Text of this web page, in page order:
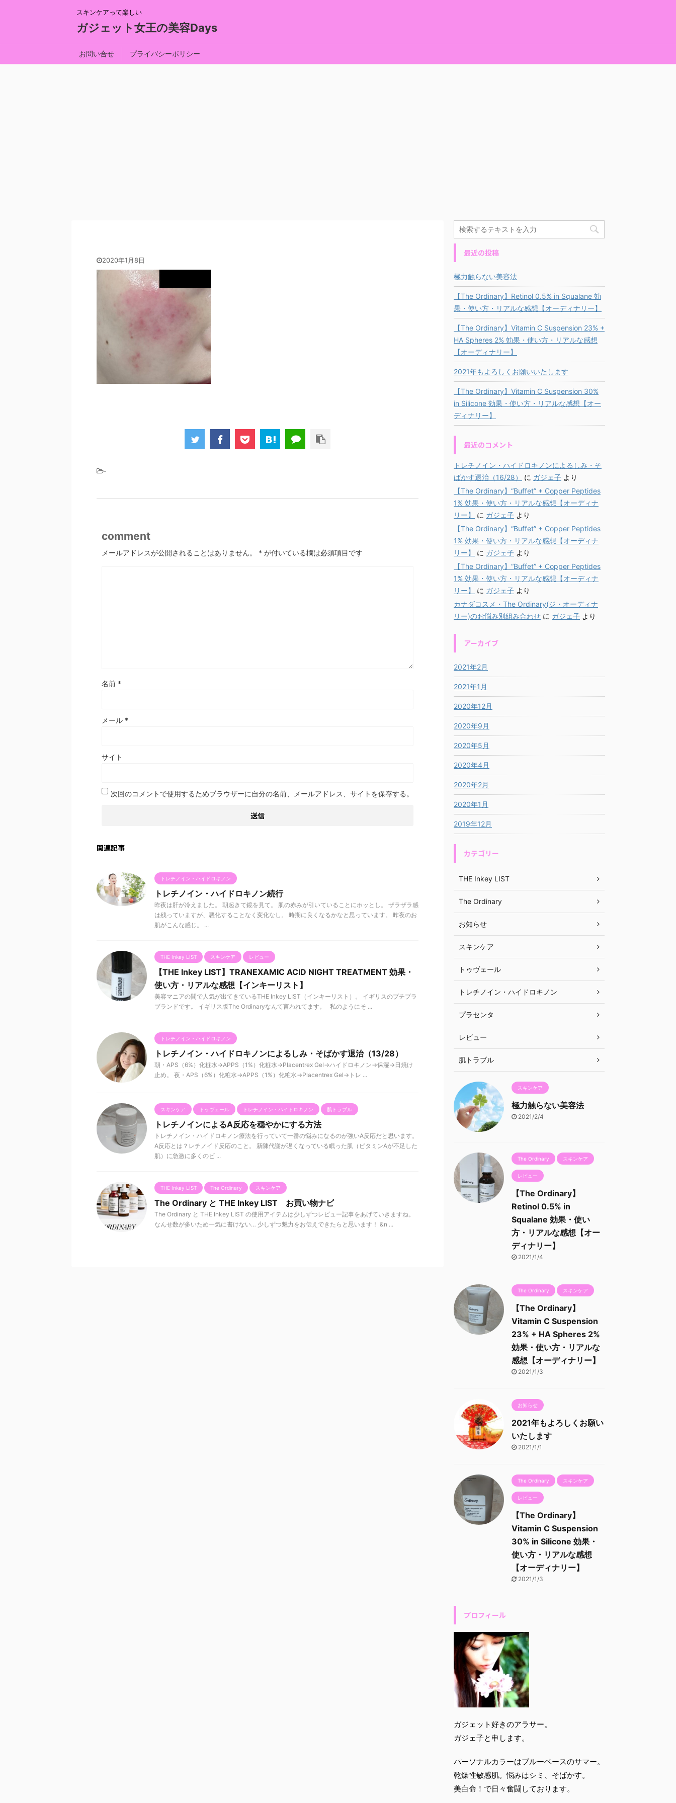
スキンケアって楽しい
ガジェット女王の美容Days
お問い合せ プライバシーポリシー
2020年1月8日
-
comment
メールアドレスが公開されることはありません。 * が付いている欄は必須項目です
名前 *
メール *
サイト
次回のコメントで使用するためブラウザーに自分の名前、メールアドレス、サイトを保存する。
関連記事
トレチノイン・ハイドロキノン
トレチノイン・ハイドロキノン続行
昨夜は肝が冷えました。 朝起きて鏡を見て。 肌の赤みが引いていることにホッとし。 ザラザラ感
は残っていますが、悪化することなく変化なし。 時期に良くなるかなと思っています。 昨夜のお
肌がこんな感じ。 ...
THE Inkey LIST スキンケア レビュー
【THE Inkey LIST】TRANEXAMIC ACID NIGHT TREATMENT 効果・
使い方・リアルな感想【インキーリスト】
美容マニアの間で人気が出てきているTHE Inkey LIST（インキーリスト）。 イギリスのプチプラ
ブランドです。 イギリス版The Ordinaryなんて言われてます。 私のようにそ ...
トレチノイン・ハイドロキノン
トレチノイン・ハイドロキノンによるしみ・そばかす退治（13/28）
朝・APS（6%）化粧水→APPS（1%）化粧水→Placentrex Gel→ハイドロキノン→保湿→日焼け
止め。 夜・APS（6%）化粧水→APPS（1%）化粧水→Placentrex Gel→トレ ...
スキンケア トゥヴェール トレチノイン・ハイドロキノン 肌トラブル
トレチノインによるA反応を穏やかにする方法
トレチノイン・ハイドロキノン療法を行っていて一番の悩みになるのが強いA反応だと思います。
A反応とは？レチノイド反応のこと。 新陳代謝が遅くなっている眠った肌（ビタミンAが不足した
肌）に急激に多くのビ ...
THE Inkey LIST The Ordinary スキンケア
The Ordinary と THE Inkey LIST お買い物ナビ
The Ordinary と THE Inkey LIST の使用アイテムは少しずつレビュー記事をあげていきますね。
なんせ数が多いため一気に書けない… 少しずつ魅力をお伝えできたらと思います！ &n ...
最近の投稿
極力触らない美容法
【The Ordinary】Retinol 0.5% in Squalane 効
果・使い方・リアルな感想【オーディナリー】
【The Ordinary】Vitamin C Suspension 23% +
HA Spheres 2% 効果・使い方・リアルな感想
【オーディナリー】
2021年もよろしくお願いいたします
【The Ordinary】Vitamin C Suspension 30%
in Silicone 効果・使い方・リアルな感想【オー
ディナリー】
最近のコメント
トレチノイン・ハイドロキノンによるしみ・そ
ばかす退治（16/28）
に ガジェ子 より
【The Ordinary】“Buffet” + Copper Peptides
1% 効果・使い方・リアルな感想【オーディナ
リー】
に ガジェ子 より
【The Ordinary】“Buffet” + Copper Peptides
1% 効果・使い方・リアルな感想【オーディナ
リー】
に ガジェ子 より
【The Ordinary】“Buffet” + Copper Peptides
1% 効果・使い方・リアルな感想【オーディナ
リー】
に ガジェ子 より
カナダコスメ・The Ordinary(ジ・オーディナ
リー)のお悩み別組み合わせ に ガジェ子 より
アーカイブ
2021年2月
2021年1月
2020年12月
2020年9月
2020年5月
2020年4月
2020年2月
2020年1月
2019年12月
カテゴリー
THE Inkey LIST
The Ordinary
お知らせ
スキンケア
トゥヴェール
トレチノイン・ハイドロキノン
プラセンタ
レビュー
肌トラブル
スキンケア
極力触らない美容法
2021/2/4
The Ordinary スキンケア
レビュー
【The Ordinary】
Retinol 0.5% in
Squalane 効果・使い
方・リアルな感想【オー
ディナリー】
2021/1/4
The Ordinary スキンケア
【The Ordinary】
Vitamin C Suspension
23% + HA Spheres 2%
効果・使い方・リアルな
感想【オーディナリー】
2021/1/3
お知らせ
2021年もよろしくお願い
いたします
2021/1/1
The Ordinary スキンケア
レビュー
【The Ordinary】
Vitamin C Suspension
30% in Silicone 効果・
使い方・リアルな感想
【オーディナリー】
2021/1/3
プロフィール
ガジェット好きのアラサー。
ガジェ子と申します。
パーソナルカラーはブルーベースのサマー。
乾燥性敏感肌。悩みはシミ、そばかす。
美白命！で日々奮闘しております。